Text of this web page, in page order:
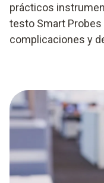
prácticos
testo Smart
complicaciones y